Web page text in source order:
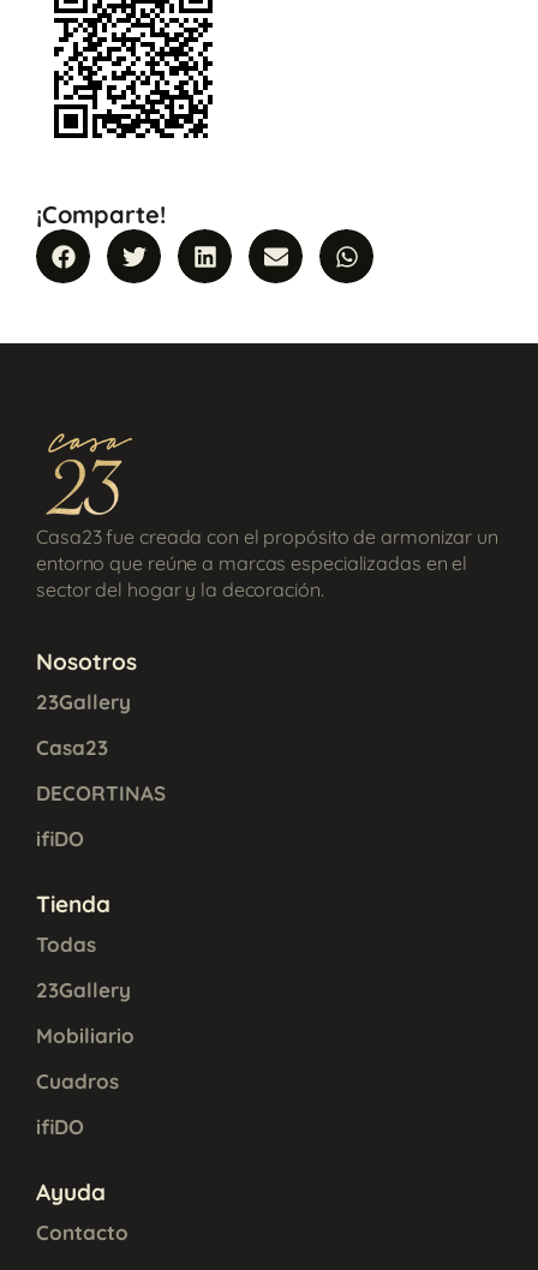
¡Comparte!
Casa23 fue creada con el propósito de armonizar un
entorno que reúne a marcas especializadas en el
sector del hogar y la decoración.
Nosotros
23Gallery
Casa23
DECORTINAS
ifiDO
Tienda
Todas
23Gallery
Mobiliario
Cuadros
ifiDO
Ayuda
Contacto